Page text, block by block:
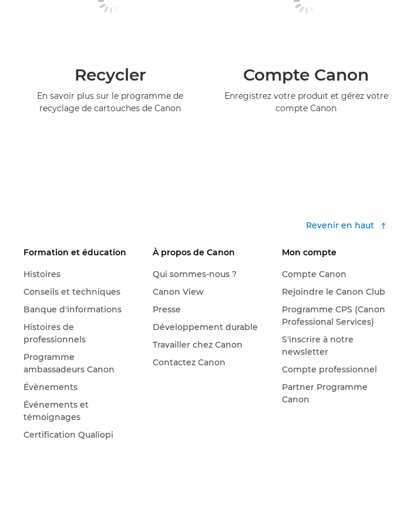
Recycler
En savoir plus sur le programme de
recyclage de cartouches de Canon
Compte Canon
Enregistrez votre produit et gérez votre
compte Canon
Revenir en haut
Formation et éducation
Histoires
Conseils et techniques
Banque d'informations
Histoires de
professionnels
Programme
ambassadeurs Canon
Évènements
Événements et
témoignages
Certification Qualiopi
À propos de Canon
Qui sommes-nous ?
Canon View
Presse
Développement durable
Travailler chez Canon
Contactez Canon
Mon compte
Compte Canon
Rejoindre le Canon Club
Programme CPS (Canon
Professional Services)
S'inscrire à notre
newsletter
Compte professionnel
Partner Programme
Canon